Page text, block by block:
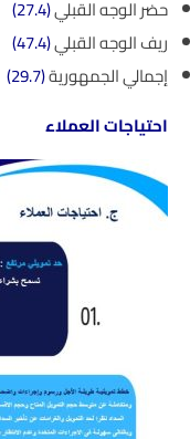
حضر الوجه القبلي(27.4)
ريف الوجه القبلي(47.4)
إجمالي الجمهورية(29.7)
احتياجات العملاء